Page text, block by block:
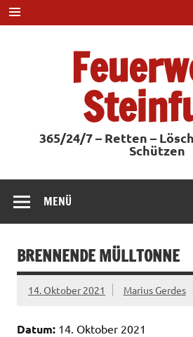
Zum
Inhalt
springen
365/24/7 – Retten –
Schützen
MENÜ
BRENNENDE MÜLLTONNE
14. Oktober 2021 Marius Gerdes
Datum: 14. Oktober 2021